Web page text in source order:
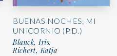
BUENAS NOCHES, MI
UNICORNIO (P.D.)
Blanck, Iris,
Richert, Katja